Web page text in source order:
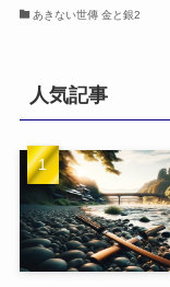
あきない世傳 金と銀2
人気記事